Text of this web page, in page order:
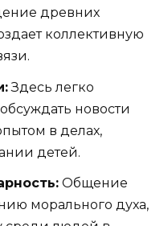
древних
коллективную
Здесь легко
новости
в делах,
детей.
Общение
морального духа,